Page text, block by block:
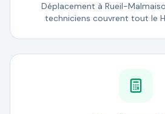
Déplacement à Rueil-
techniciens couvrent tout le